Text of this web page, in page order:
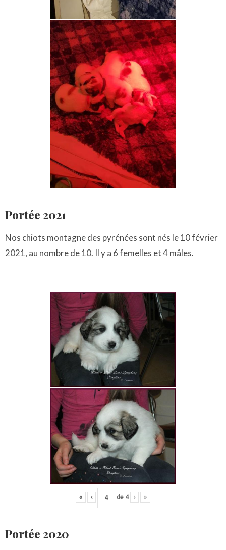
Portée 2021
Nos chiots montagne des pyrénées sont nés le 10 février
2021, au nombre de 10. Il y a 6 femelles et 4 mâles.
« ‹ de 4 › »
Portée 2020